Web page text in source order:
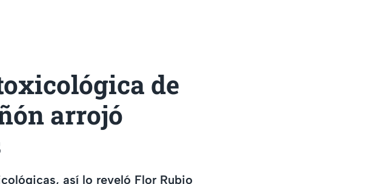
de
arrojó
así lo reveló Flor Rubio